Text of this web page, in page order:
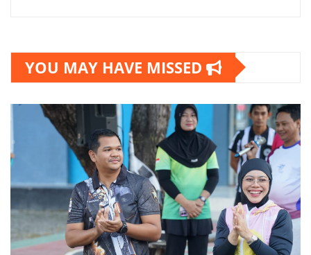
YOU MAY HAVE MISSED